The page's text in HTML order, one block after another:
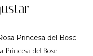
Princesa del Bosc